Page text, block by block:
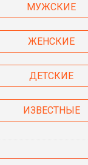
МУЖСКИЕ
ЖЕНСКИЕ
ДЕТСКИЕ
ИЗВЕСТНЫЕ